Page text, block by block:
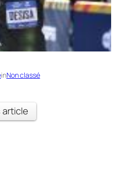
inNon classé
article